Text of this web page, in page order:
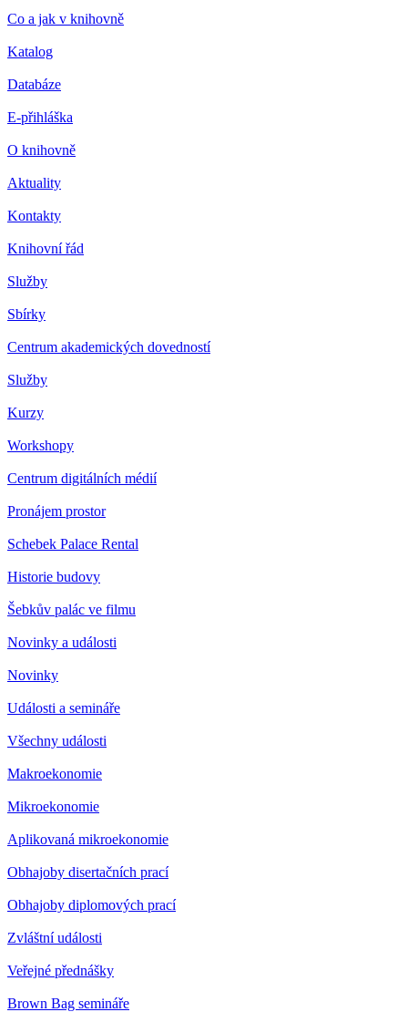
Co a jak v knihovně
Katalog
Databáze
E-přihláška
O knihovně
Aktuality
Kontakty
Knihovní řád
Služby
Sbírky
Centrum akademických dovedností
Služby
Kurzy
Workshopy
Centrum digitálních médií
Pronájem prostor
Schebek Palace Rental
Historie budovy
Šebkův palác ve filmu
Novinky a události
Novinky
Události a semináře
Všechny události
Makroekonomie
Mikroekonomie
Aplikovaná mikroekonomie
Obhajoby disertačních prací
Obhajoby diplomových prací
Zvláštní události
Veřejné přednášky
Brown Bag semináře